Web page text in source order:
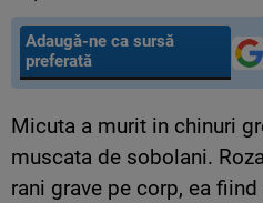
Adaugă-ne ca sursă
preferată
Micuta a murit in chinuri
muscata de sobolani.
rani grave pe corp, ea